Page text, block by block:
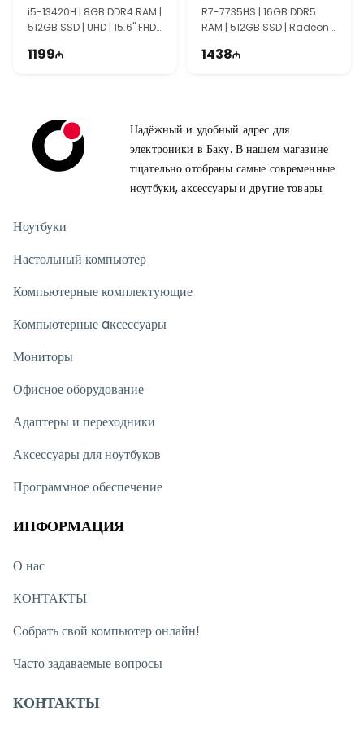
USB, HDMI и другие интерфейсы позволяют подключать
обеспечивает быстрое беспроводное соединение.
сотрудников и пользователей, которым нужен надёжный
ноутбук для ежедневной работы. Производительность,
быстрый SSD и качественный экран обеспечивают комфортное
использование.
i5-13420H | 8GB DDR4 RAM |
512GB SSD | UHD | 15.6" FHD |
1199
R7-7735HS | 16GB DDR5
RAM | 512GB SSD | Radeon |
1438
Надёжный и удобный адрес для
электроники в Баку. В нашем магазине
тщательно отобраны самые современные
ноутбуки, аксессуары и другие товары.
Ноутбуки
Настольный компьютер
Компьютерные комплектующие
Компьютерные aксессуары
Мониторы
Офисное оборудование
Адаптеры и переходники
Аксессуары для ноутбуков
Программное обеспечение
ИНФОРМАЦИЯ
О нас
КОНТАКТЫ
Собрать свой компьютер онлайн!
Часто задаваемые вопросы
КОНТАКТЫ